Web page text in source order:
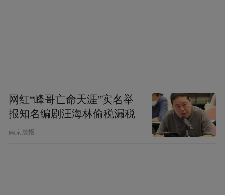
网红“峰哥亡命天涯”实名举
报知名编剧汪海林偷税漏税
南京晨报